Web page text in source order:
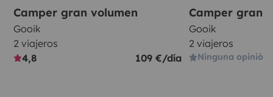
Camper gran volumen
Gooik
2 viajeros
4,8
109 €/día
Camper gran
Gooik
2 viajeros
Ninguna opinión